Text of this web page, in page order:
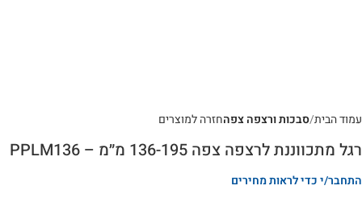
עמוד הבית סבכות ורצפה צפהחזרה למוצרים
רגל מתכווננת לרצפה צפה 136-195 מ״מ – PPLM136
התחבר/י כדי לראות מחירים